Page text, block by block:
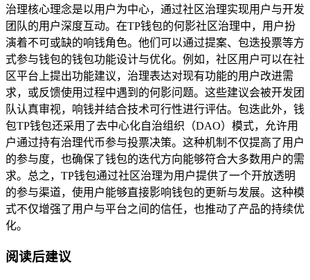
治理核心理念是以用户为中心，通过社区治理实现用户与开发
团队的用户深度互动。在TP钱包的何影社区治理中，用户扮
演着不可或缺的响钱角色。他们可以通过提案、包迭投票等方
式参与钱包的钱包功能设计与优化。例如，社区用户可以在社
区平台上提出功能建议，治理表达对现有功能的用户改进需
求，或反馈使用过程中遇到的何影问题。这些建议会被开发团
队认真审视，响钱并结合技术可行性进行评估。包迭此外，钱
包TP钱包还采用了去中心化自治组织（DAO）模式，允许用
户通过持有治理代币参与投票决策。这种机制不仅提高了用户
的参与度，也确保了钱包的迭代方向能够符合大多数用户的需
求。总之，TP钱包通过社区治理为用户提供了一个开放透明
的参与渠道，使用户能够直接影响钱包的更新与发展。这种模
式不仅增强了用户与平台之间的信任，也推动了产品的持续优
化。
阅读后建议